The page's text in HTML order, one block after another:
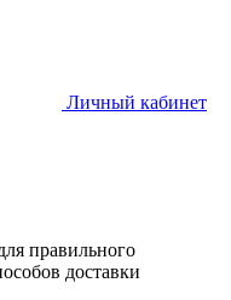
Личный кабинет
правильного
доставки